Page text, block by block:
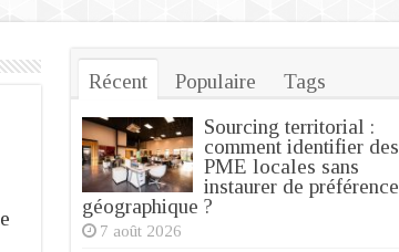
Récent Populaire
Tags
Sourcing territorial :
comment identifier des
PME locales sans
instaurer de préférence
géographique ?
7 août 2026